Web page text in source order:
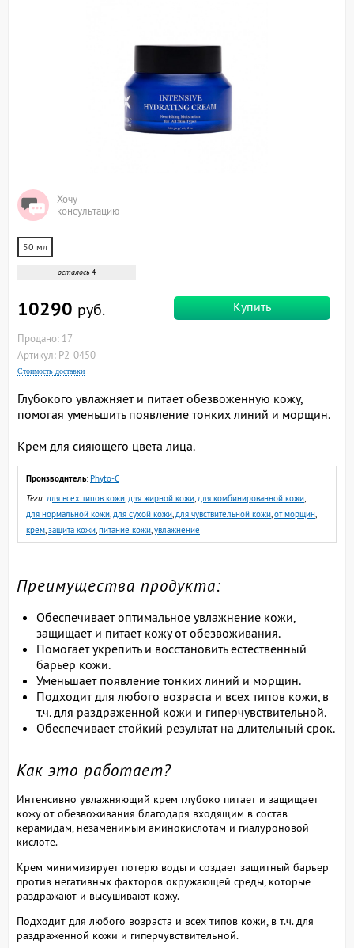
Хочу
консультацию
50 мл
осталось 4
10290 руб. Купить
Продано: 17
Артикул: P2-0450
Стоимость доставки
Глубокого увлажняет и питает обезвоженную кожу,
помогая уменьшить появление тонких линий и морщин.
Крем для сияющего цвета лица.
Производитель: Phyto-C
Теги:для всех типов кожи,для жирной кожи,для комбинированной кожи,
для нормальной кожи,для сухой кожи,для чувствительной кожи,от морщин,
крем,защита кожи,питание кожи,увлажнение
Преимущества продукта:
Обеспечивает оптимальное увлажнение кожи,
защищает и питает кожу от обезвоживания.
Помогает укрепить и восстановить естественный
барьер кожи.
Уменьшает появление тонких линий и морщин.
Подходит для любого возраста и всех типов кожи, в
т.ч. для раздраженной кожи и гиперчувствительной.
Обеспечивает стойкий результат на длительный срок.
Как это работает?
Интенсивно увлажняющий крем глубоко питает и защищает
кожу от обезвоживания благодаря входящим в состав
керамидам, незаменимым аминокислотам и гиалуроновой
кислоте.
Крем минимизирует потерю воды и создает защитный барьер
против негативных факторов окружающей среды, которые
раздражают и высушивают кожу.
Подходит для любого возраста и всех типов кожи, в т.ч. для
раздраженной кожи и гиперчувствительной.